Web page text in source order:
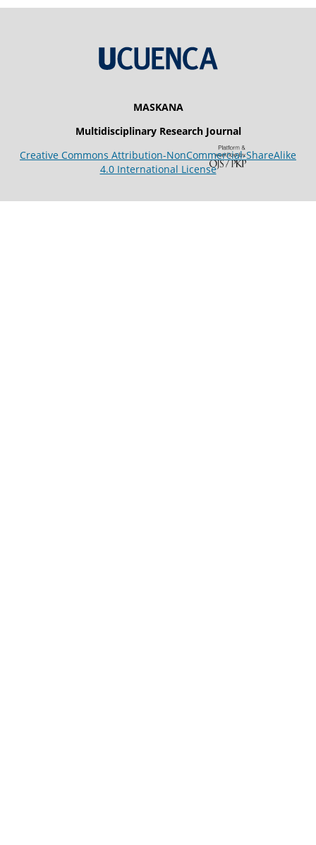
MASKANA
Multidisciplinary Research Journal
Creative Commons Attribution-NonCommercial-ShareAlike
4.0 International License